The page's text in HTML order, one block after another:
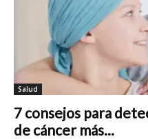
Salud
7 consejos para
de cáncer más...